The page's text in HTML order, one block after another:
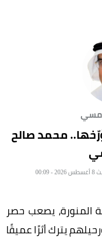
محمد صالح
المنورة، يصعب حصر
يترك أثرًا عميقًا